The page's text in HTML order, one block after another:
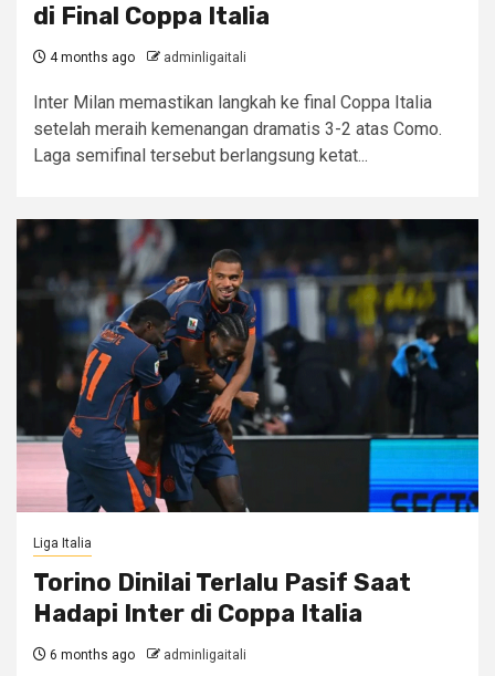
di Final Coppa Italia
4 months ago adminligaitali
Inter Milan memastikan langkah ke final Coppa Italia
setelah meraih kemenangan dramatis 3-2 atas Como.
Laga semifinal tersebut berlangsung ketat...
Liga Italia
Torino Dinilai Terlalu Pasif Saat
Hadapi Inter di Coppa Italia
6 months ago adminligaitali